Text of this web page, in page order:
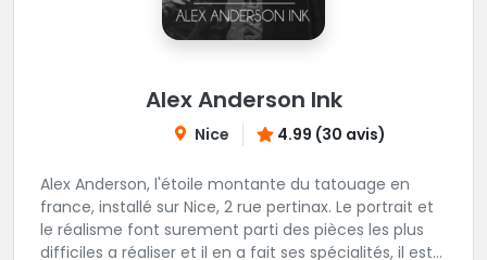
Alex Anderson Ink
Nice 4.99 (30 avis)
Alex Anderson, l'étoile montante du tatouage en
france, installé sur Nice, 2 rue pertinax. Le portrait et
le réalisme font surement parti des pièces les plus
difficiles a réaliser et il en a fait ses spécialités, il est